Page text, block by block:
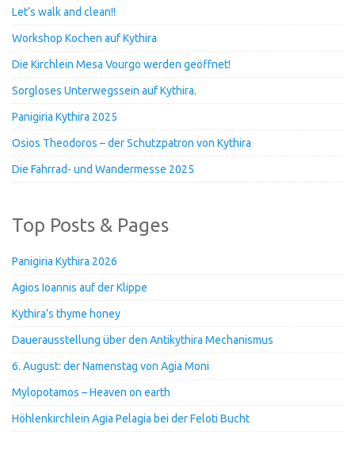
Let’s walk and clean!!
Workshop Kochen auf Kythira
Die Kirchlein Mesa Vourgo werden geöffnet!
Sorgloses Unterwegssein auf Kythira.
Panigiria Kythira 2025
Osios Theodoros – der Schutzpatron von Kythira
Die Fahrrad- und Wandermesse 2025
Top Posts & Pages
Panigiria Kythira 2026
Agios Ioannis auf der Klippe
Kythira’s thyme honey
Dauerausstellung über den Antikythira Mechanismus
6. August: der Namenstag von Agia Moni
Mylopotamos – Heaven on earth
Höhlenkirchlein Agia Pelagia bei der Feloti Bucht